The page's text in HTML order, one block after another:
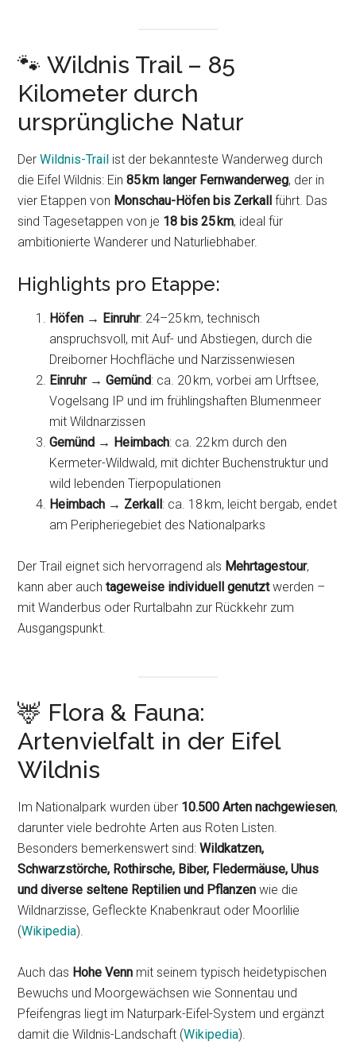
🐾 Wildnis Trail – 85
Kilometer durch
ursprüngliche Natur
DerWildnis-Trail ist der bekannteste Wanderweg durch
die Eifel Wildnis: Ein85 km langer Fernwanderweg, der in
vier Etappen von Monschau-Höfen bis Zerkall
führt. Das
sind Tagesetappen von je 18 bis 25 km, ideal für
ambitionierte Wanderer und Naturliebhaber.
Highlights pro Etappe:
Höfen → Einruhr: 24–25 km, technisch
anspruchsvoll, mit Auf- und Abstiegen, durch die
Dreiborner Hochfläche und Narzissenwiesen
Einruhr → Gemünd: ca. 20 km, vorbei am Urftsee,
Vogelsang IP und im frühlingshaften Blumenmeer
mit Wildnarzissen
Gemünd → Heimbach: ca. 22 km durch den
Kermeter-Wildwald, mit dichter Buchenstruktur und
wild lebenden Tierpopulationen
Heimbach → Zerkall : ca. 18 km, leicht bergab, endet
am Peripheriegebiet des Nationalparks
Der Trail eignet sich hervorragend als Mehrtagestour,
kann aber auchtageweise individuell genutztwerden –
mit Wanderbus oder Rurtalbahn zur Rückkehr zum
Ausgangspunkt.
🦌 Flora & Fauna:
Artenvielfalt in der Eifel
Wildnis
Im Nationalpark wurden über 10.500 Arten nachgewiesen,
darunter viele bedrohte Arten aus Roten Listen.
Besonders bemerkenswert sind:Wildkatzen,
Schwarzstörche, Rothirsche, Biber, Fledermäuse, Uhus
und diverse seltene Reptilien und Pflanzen wie die
Wildnarzisse, Gefleckte Knabenkraut oder Moorlilie
(Wikipedia).
Auch das Hohe Venn mit seinem typisch heidetypischen
Bewuchs und Moorgewächsen wie Sonnentau und
Pfeifengras liegt im Naturpark-Eifel-System und ergänzt
damit die Wildnis-Landschaft (Wikipedia).